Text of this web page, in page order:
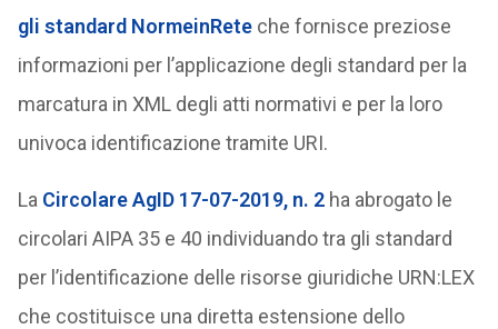
gli standard NormeinReteche fornisce preziose
informazioni per l’applicazione degli standard per la
marcatura in XML degli atti normativi e per la loro
univoca identificazione tramite URI.
La Circolare AgID 17-07-2019, n. 2ha abrogato le
circolari AIPA 35 e 40 individuando tra gli standard
per l’identificazione delle risorse giuridiche URN:LEX
che costituisce una diretta estensione dello